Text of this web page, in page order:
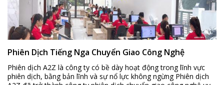
Phiên Dịch Tiếng Nga Chuyển Giao Công Nghệ
Phiên dịch A2Z là công ty có bề dày hoạt động trong lĩnh vực
phiên dịch, bằng bản lĩnh và sự nổ lực không ngừng Phiên dịch